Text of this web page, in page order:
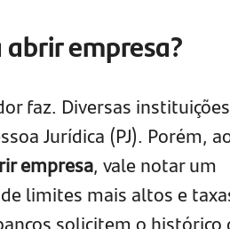
empresa?
faz. Diversas instituições
Jurídica (PJ). Porém,
empresa, vale notar um
limites mais altos e
solicitem o histórico